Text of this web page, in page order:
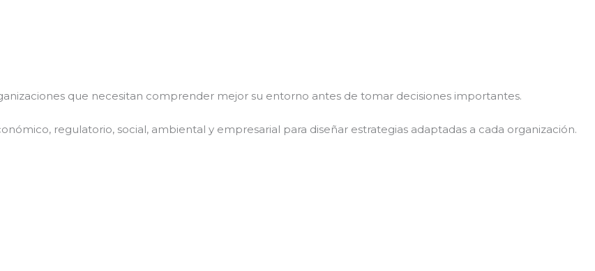
que necesitan comprender mejor su entorno antes de tomar decisiones importantes.
regulatorio, social, ambiental y empresarial para diseñar estrategias adaptadas a cada organización.